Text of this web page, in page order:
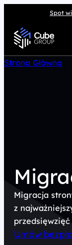
Spot
Usługi
Strona Główna
Migracja
z
Umów